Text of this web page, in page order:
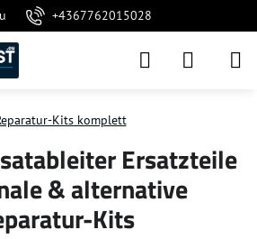
+4367762015028
Kits komplett
Ersatzteile
& alternative
Kits